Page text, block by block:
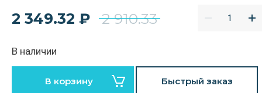
2 349.32 ₽ 2 910.33
В наличии
В корзину Быстрый заказ